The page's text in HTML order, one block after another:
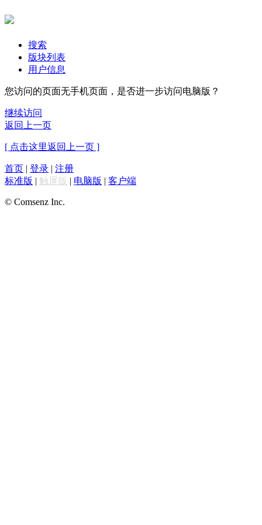
搜索
版块列表
用户信息
您访问的页面无手机页面，是否进一步访问电脑版？
继续访问
返回上一页
[ 点击这里返回上一页 ]
首页 | 登录 | 注册
标准版 | 触屏版 | 电脑版 | 客户端
© Comsenz Inc.